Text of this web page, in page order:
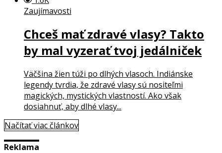
Zaujímavosti
Chceš mať zdravé vlasy? Takto
by mal vyzerať tvoj jedálniček
Väčšina žien túži po dlhých vlasoch. Indiánske
legendy tvrdia, že zdravé vlasy sú nositeľmi
magických, mystických vlastností. Ako však
dosiahnuť, aby dlhé vlasy...
Načítať viac článkov
Reklama